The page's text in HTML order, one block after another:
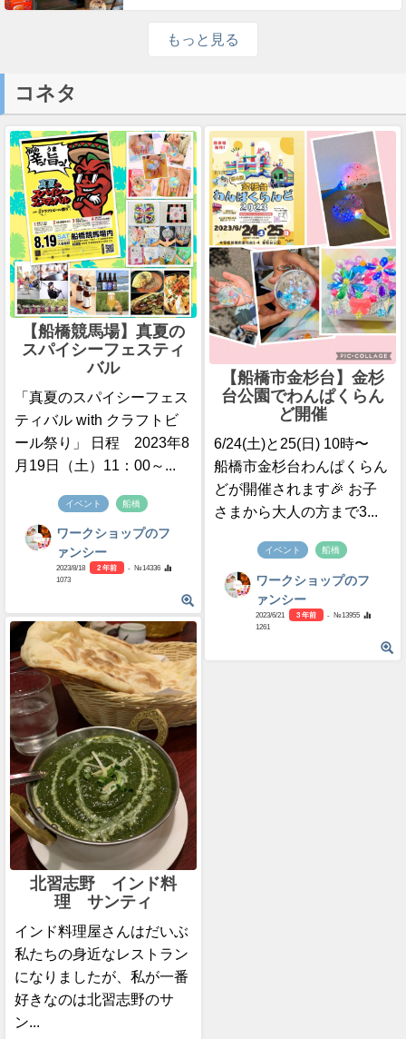
もっと見る
コネタ
【船橋競馬場】真夏の
スパイシーフェスティ
バル
「真夏のスパイシーフェス
ティバル with クラフトビ
ール祭り」 日程 2023年8
月19日（土）11：00～...
イベント 船橋
ワークショップのフ
ァンシー
2023/8/18 2 年前
- №14336
1073
【船橋市金杉台】金杉
台公園でわんぱくらん
ど開催
6/24(土)と25(日) 10時〜
船橋市金杉台わんぱくらん
どが開催されます🎉 お子
さまから大人の方まで3...
イベント 船橋
ワークショップのフ
ァンシー
2023/6/21 3 年前
- №13955
1261
北習志野 インド料
理 サンティ
インド料理屋さんはだいぶ
私たちの身近なレストラン
になりましたが、私が一番
好きなのは北習志野のサ
ン...